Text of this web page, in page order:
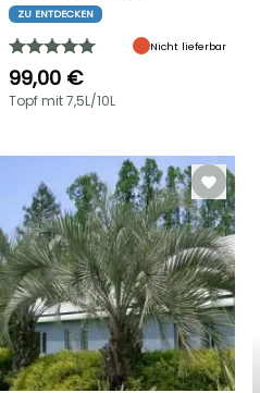
ZU ENTDECKEN
Nicht lieferbar
99,00 €
Topf mit 7,5L/10L